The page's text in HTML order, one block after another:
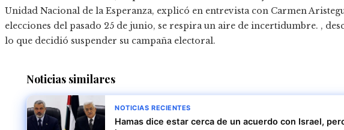
Unidad Nacional de la Esperanza, explicó en entrevista con Carmen
elecciones del pasado 25 de junio, se respira un aire de incertidumbre. ,
lo que decidió suspender su campaña electoral.
Noticias similares
NOTICIAS RECIENTES
Hamas dice estar cerca de un acuerdo con Israel,